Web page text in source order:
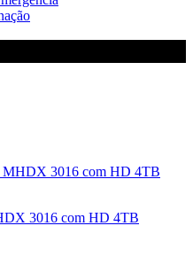
MHDX 3016 com HD 4TB